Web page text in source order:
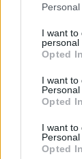
I want to
personal
Opted In
I want to
Personal
Opted In
I want to
Personal
Opted In
Colômbia e
O XXVIII
8 de agosto,